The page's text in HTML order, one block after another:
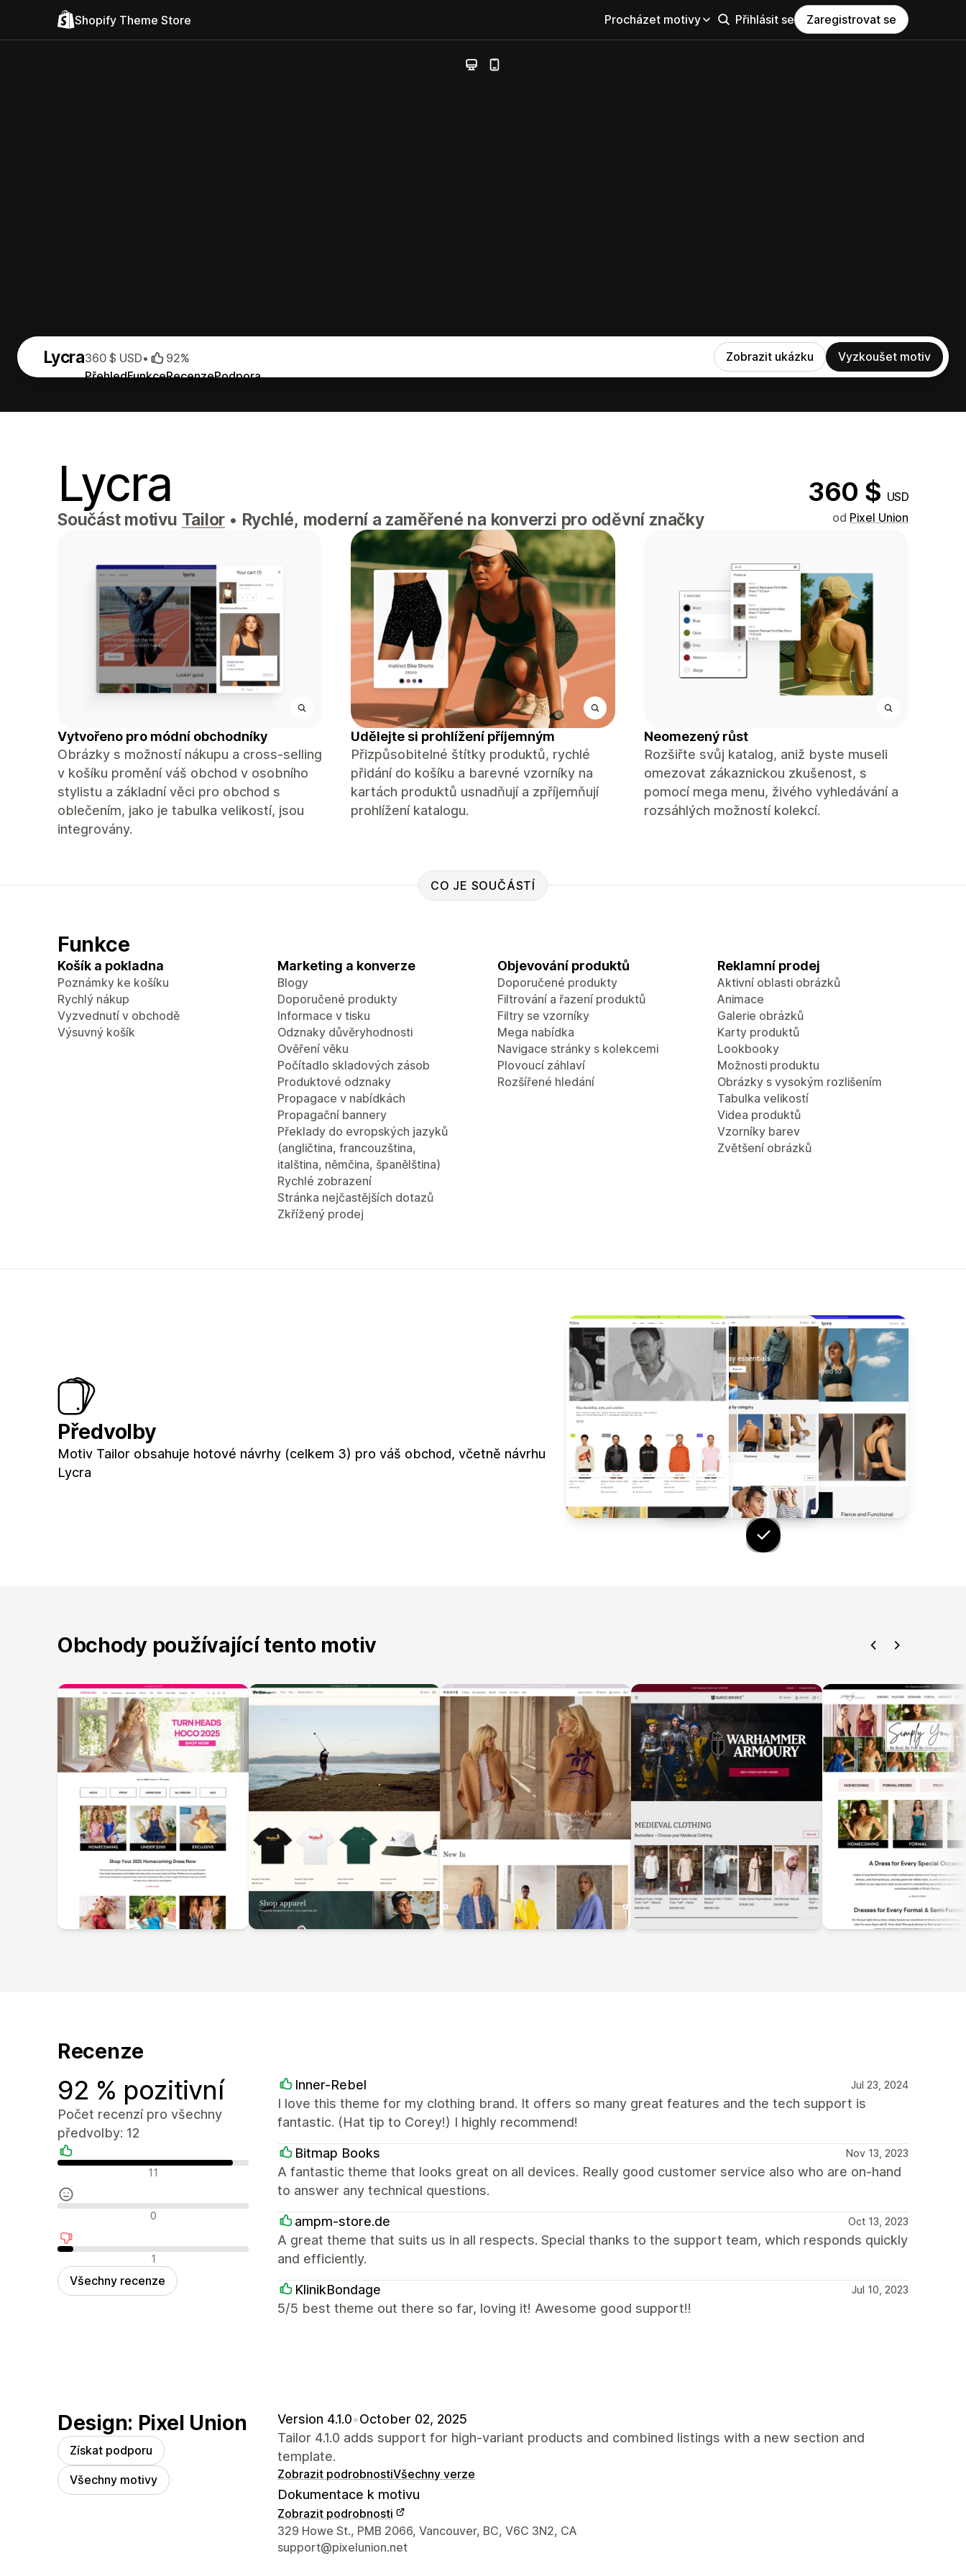
Shopify Theme Store Procházet motivy Přihlásit se Zaregistrovat se
Lycra
PřehledFunkceRecenzePodpora
360 $ USD• 92% Zobrazit ukázku Vyzkoušet motiv
Lycra 360 $ USD
Součást motivu Tailor • Rychlé, moderní a zaměřené na konverzi pro oděvní značky od Pixel Union
Vytvořeno pro módní obchodníky
Obrázky s možností nákupu a cross-selling
v košíku promění váš obchod v osobního
stylistu a základní věci pro obchod s
oblečením, jako je tabulka velikostí, jsou
integrovány.
Udělejte si prohlížení příjemným
Přizpůsobitelné štítky produktů, rychlé
přidání do košíku a barevné vzorníky na
kartách produktů usnadňují a zpříjemňují
prohlížení katalogu.
Neomezený růst
Rozšiřte svůj katalog, aniž byste museli
omezovat zákaznickou zkušenost, s
pomocí mega menu, živého vyhledávání a
rozsáhlých možností kolekcí.
CO JE SOUČÁSTÍ
Funkce
Košík a pokladna
Poznámky ke košíku
Rychlý nákup
Vyzvednutí v obchodě
Výsuvný košík
Marketing a konverze
Blogy
Doporučené produkty
Informace v tisku
Odznaky důvěryhodnosti
Ověření věku
Počítadlo skladových zásob
Produktové odznaky
Propagace v nabídkách
Propagační bannery
Překlady do evropských jazyků
(angličtina, francouzština,
italština, němčina, španělština)
Rychlé zobrazení
Stránka nejčastějších dotazů
Zkřížený prodej
Objevování produktů
Doporučené produkty
Filtrování a řazení produktů
Filtry se vzorníky
Mega nabídka
Navigace stránky s kolekcemi
Plovoucí záhlaví
Rozšířené hledání
Reklamní prodej
Aktivní oblasti obrázků
Animace
Galerie obrázků
Karty produktů
Lookbooky
Možnosti produktu
Obrázky s vysokým rozlišením
Tabulka velikostí
Videa produktů
Vzorníky barev
Zvětšení obrázků
Předvolby
Motiv Tailor obsahuje hotové návrhy (celkem 3) pro váš obchod, včetně návrhu
Lycra
Obchody používající tento motiv
Recenze
92 % pozitivní
Počet recenzí pro všechny
předvolby: 12
Pozitivní recenze11
Neutrální recenze0
Negativní recenze1
Všechny recenze
Inner-Rebel Jul 23, 2024
I love this theme for my clothing brand. It offers so many great features and the tech support is
fantastic. (Hat tip to Corey!) I highly recommend!
Bitmap Books Nov 13, 2023
A fantastic theme that looks great on all devices. Really good customer service also who are on-hand
to answer any technical questions.
ampm-store.de Oct 13, 2023
A great theme that suits us in all respects. Special thanks to the support team, which responds quickly
and efficiently.
KlinikBondage Jul 10, 2023
5/5 best theme out there so far, loving it! Awesome good support!!
Design: Pixel Union
Získat podporu
Všechny motivy
Version 4.1.0•October 02, 2025
Tailor 4.1.0 adds support for high-variant products and combined listings with a new section and
template.
Zobrazit podrobnostiVšechny verze
Dokumentace k motivu
Zobrazit podrobnosti
Kontaktní údaje designéra
329 Howe St., PMB 2066, Vancouver, BC, V6C 3N2, CA
support@pixelunion.net